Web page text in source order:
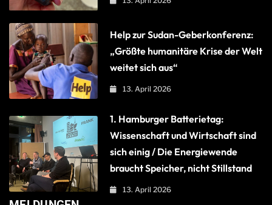
Help zur Sudan-Geberkonferenz:
„Größte humanitäre Krise der Welt
weitet sich aus“
13. April 2026
1. Hamburger Batterietag:
Wissenschaft und Wirtschaft sind
sich einig / Die Energiewende
braucht Speicher, nicht Stillstand
13. April 2026